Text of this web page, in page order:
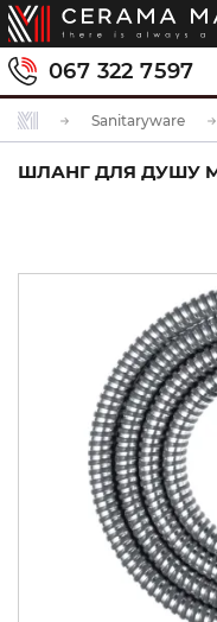
067 322 7597
Sanitaryware
ШЛАНГ ДЛЯ ДУШУ